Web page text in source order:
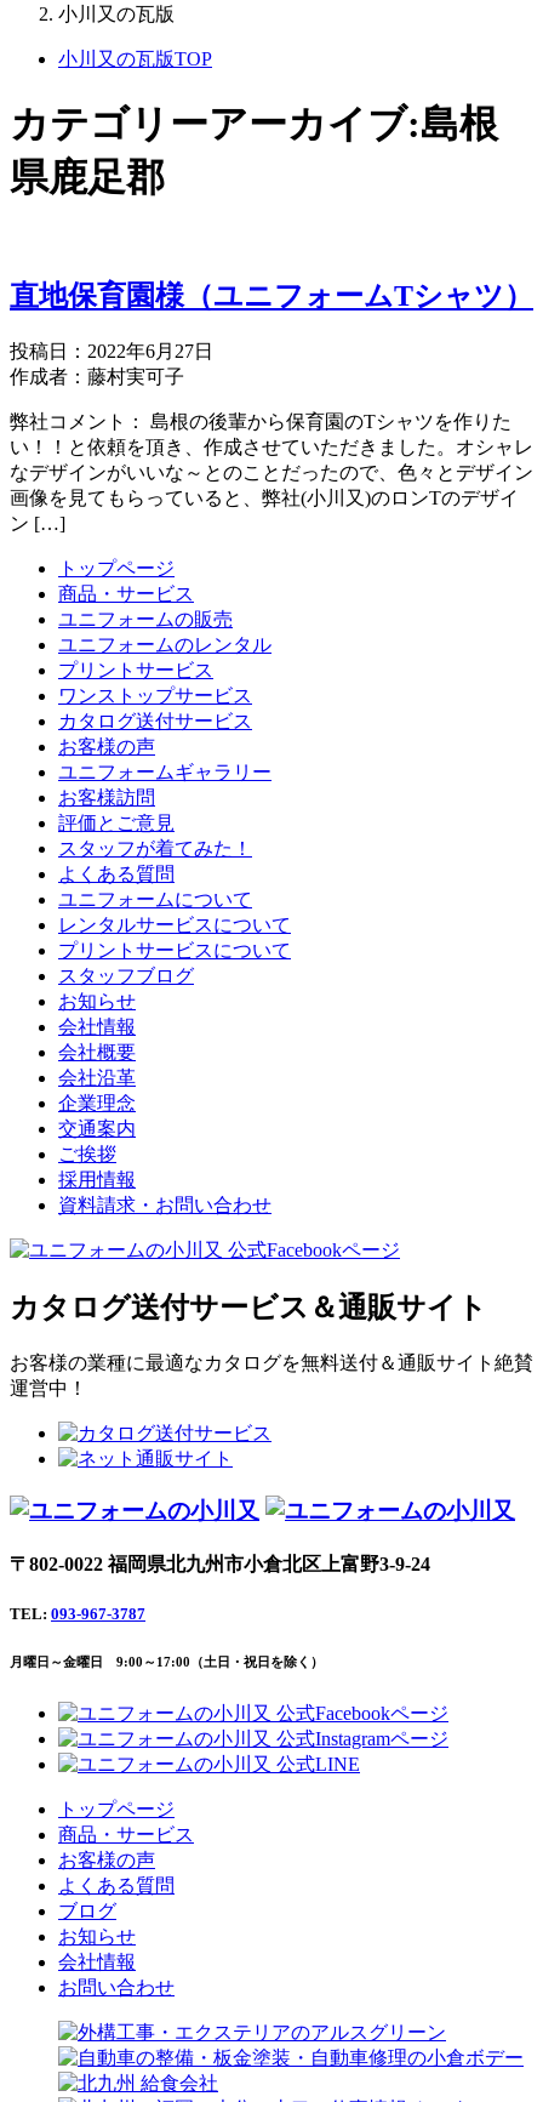
小川又の瓦版
小川又の瓦版TOP
カテゴリーアーカイブ:島根
県鹿足郡
直地保育園様（ユニフォームTシャツ）
投稿日：2022年6月27日
作成者：藤村実可子
弊社コメント： 島根の後輩から保育園のTシャツを作りた
い！！と依頼を頂き、作成させていただきました。オシャレ
なデザインがいいな～とのことだったので、色々とデザイン
画像を見てもらっていると、弊社(小川又)のロンTのデザイ
ン […]
トップページ
商品・サービス
ユニフォームの販売
ユニフォームのレンタル
プリントサービス
ワンストップサービス
カタログ送付サービス
お客様の声
ユニフォームギャラリー
お客様訪問
評価とご意見
スタッフが着てみた！
よくある質問
ユニフォームについて
レンタルサービスについて
プリントサービスについて
スタッフブログ
お知らせ
会社情報
会社概要
会社沿革
企業理念
交通案内
ご挨拶
採用情報
資料請求・お問い合わせ
カタログ送付サービス＆通販サイト
お客様の業種に最適なカタログを無料送付＆通販サイト絶賛
運営中！
〒802-0022 福岡県北九州市小倉北区上富野3-9-24
TEL: 093-967-3787
月曜日～金曜日 9:00～17:00（土日・祝日を除く）
トップページ
商品・サービス
お客様の声
よくある質問
ブログ
お知らせ
会社情報
お問い合わせ